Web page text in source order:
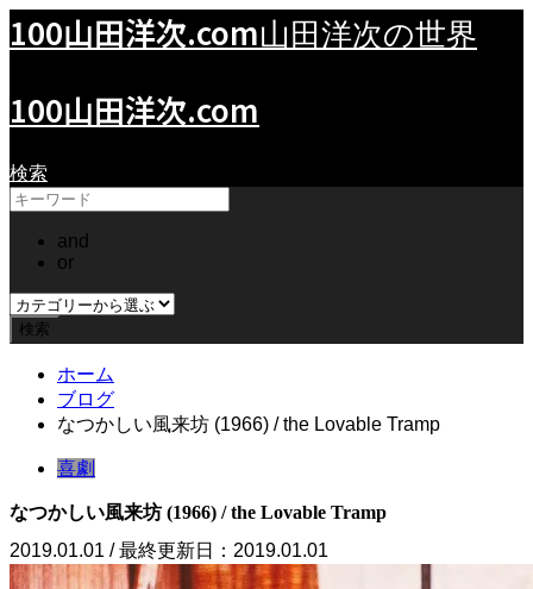
100山田洋次.com山田洋次の世界
100山田洋次.com
検索
and
or
ホーム
ブログ
なつかしい風来坊 (1966) / the Lovable Tramp
喜劇
なつかしい風来坊 (1966) / the Lovable Tramp
2019.01.01 / 最終更新日：2019.01.01